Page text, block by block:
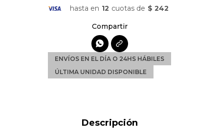
hasta en 12 cuotas de $ 242

ENVÍOS EN EL DÍA O 24HS HÁBILES
ÚLTIMA UNIDAD DISPONIBLE
Descripción